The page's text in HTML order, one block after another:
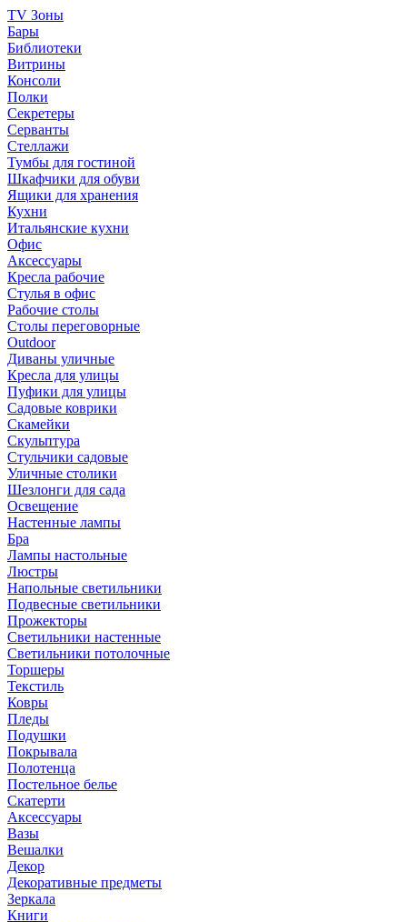
TV Зоны
Бары
Библиотеки
Витрины
Консоли
Полки
Секретеры
Серванты
Стеллажи
Тумбы для гостиной
Шкафчики для обуви
Ящики для хранения
Кухни
Итальянские кухни
Офис
Аксессуары
Кресла рабочие
Стулья в офис
Рабочие столы
Столы переговорные
Outdoor
Диваны уличные
Кресла для улицы
Пуфики для улицы
Садовые коврики
Скамейки
Скульптура
Стульчики садовые
Уличные столики
Шезлонги для сада
Освещение
Hастенные лампы
Бра
Лампы настольные
Люстры
Напольные светильники
Подвесные светильники
Прожекторы
Светильники настенные
Светильники потолочные
Торшеры
Текстиль
Ковры
Пледы
Подушки
Покрывала
Полотенца
Постельное белье
Скатерти
Аксессуары
Вазы
Вешалки
Декор
Декоративные предметы
Зеркала
Книги